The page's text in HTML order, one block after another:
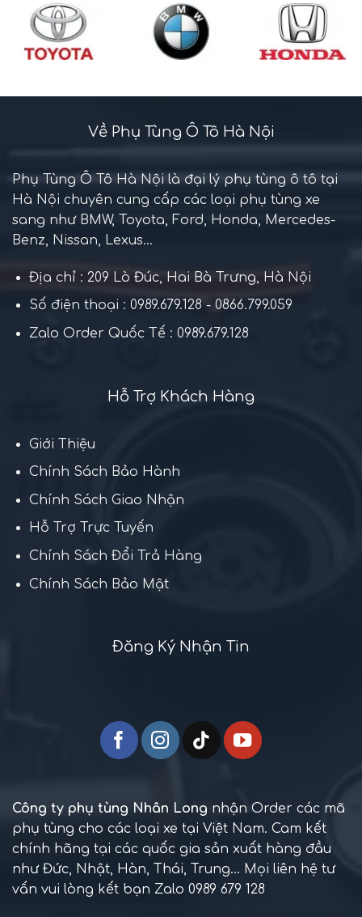
Về Phụ Tùng Ô Tô Hà Nội
Phụ Tùng Ô Tô Hà Nội là đại lý phụ tùng ô tô tại
Hà Nội chuyên cung cấp các loại phụ tùng xe
sang như BMW, Toyota, Ford, Honda, Mercedes-
Benz, Nissan, Lexus...
Địa chỉ : 209 Lò Đúc, Hai Bà Trưng, Hà Nội
Số điện thoại : 0989.679.128 - 0866.799.059
Zalo Order Quốc Tế : 0989.679.128
Hỗ Trợ Khách Hàng
Giới Thiệu
Chính Sách Bảo Hành
Chính Sách Giao Nhận
Hỗ Trợ Trực Tuyến
Chính Sách Đổi Trả Hàng
Chính Sách Bảo Mật
Đăng Ký Nhận Tin
Công ty phụ tùng Nhân Long nhận Order các mã
phụ tùng cho các loại xe tại Việt Nam. Cam kết
chính hãng tại các quốc gia sản xuất hàng đầu
như Đức, Nhật, Hàn, Thái, Trung... Mọi liên hệ tư
vấn vui lòng kết bạn Zalo 0989 679 128